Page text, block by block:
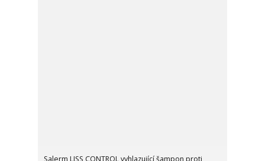
Salerm LISS CONTROL vyhlazující šampon proti